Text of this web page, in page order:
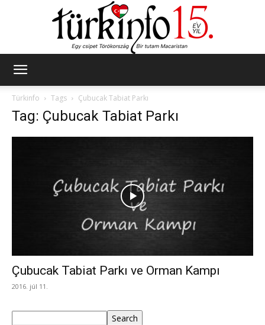
Türkinfo
Tags Çubucak Tabiat Parkı
Tag: Çubucak Tabiat Parkı
Çubucak Tabiat Parkı ve Orman Kampı
2016. júl 11.
Search